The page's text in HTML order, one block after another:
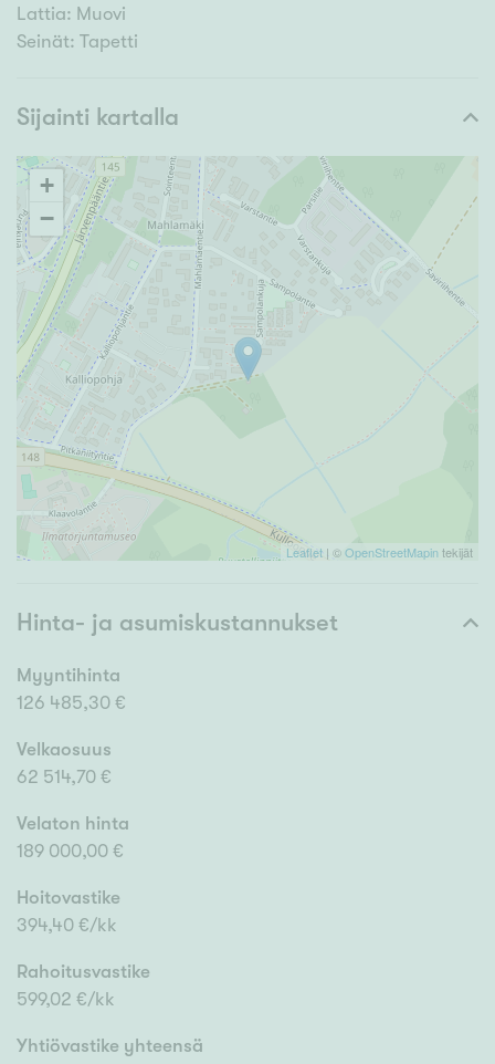
Lattia: Muovi
Seinät: Tapetti
Sijainti kartalla
+
−
Leaflet | ©OpenStreetMapintekijät
Hinta- ja asumiskustannukset
Myyntihinta
126 485,30 €
Velkaosuus
62 514,70 €
Velaton hinta
189 000,00 €
Hoitovastike
394,40 €/kk
Rahoitusvastike
599,02 €/kk
Yhtiövastike yhteensä